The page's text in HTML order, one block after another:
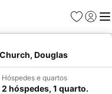
Favoritos
Iniciar
Douglas
Hóspedes e quartos
2 hóspedes, 1 quarto.